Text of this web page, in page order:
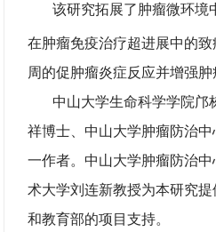
该研究拓展了肿瘤微环境
在肿瘤免疫治疗超进展中的
周的促肿瘤炎症反应并增强
中山大学生命科学学院邝
祥博士、中山大学肿瘤防治
一作者。中山大学肿瘤防治
术大学刘连新教授为本研究
和教育部的项目支持。